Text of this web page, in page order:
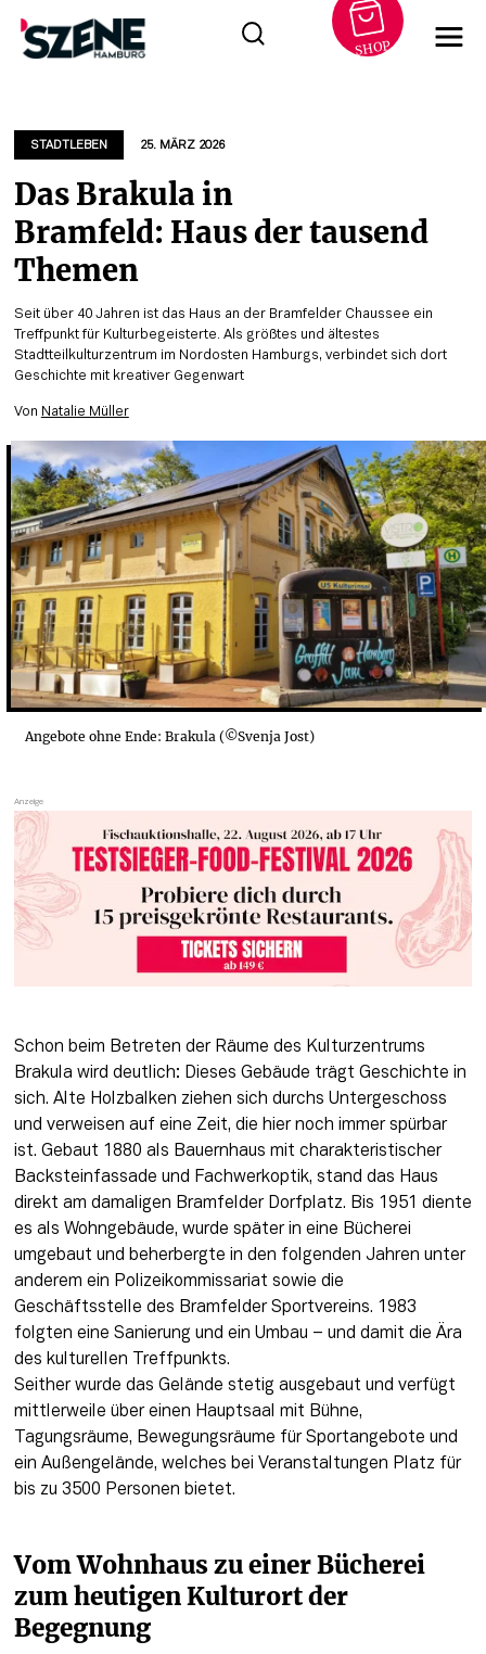
springen
SHOP
STADTLEBEN 25. MÄRZ 2026
Das Brakula in
Bramfeld: Haus der tausend
Themen
Seit über 40 Jahren ist das Haus an der Bramfelder Chaussee ein
Treffpunkt für Kulturbegeisterte. Als größtes und ältestes
Stadtteilkulturzentrum im Nordosten Hamburgs, verbindet sich dort
Geschichte mit kreativer Gegenwart
Von Natalie Müller
Angebote ohne Ende: Brakula (©Svenja Jost)
Schon beim Betreten der Räume des Kulturzentrums
Brakula wird deutlich: Dieses Gebäude trägt Geschichte in
sich. Alte Holzbalken ziehen sich durchs Untergeschoss
und verweisen auf eine Zeit, die hier noch immer spürbar
ist. Gebaut 1880 als Bauernhaus mit charakteristischer
Backsteinfassade und Fachwerkoptik, stand das Haus
direkt am damaligen Bramfelder Dorfplatz. Bis 1951 diente
es als Wohngebäude, wurde später in eine Bücherei
umgebaut und beherbergte in den folgenden Jahren unter
anderem ein Polizeikommissariat sowie die
Geschäftsstelle des Bramfelder Sportvereins. 1983
folgten eine Sanierung und ein Umbau – und damit die Ära
des kulturellen Treffpunkts.
Seither wurde das Gelände stetig ausgebaut und verfügt
mittlerweile über einen Hauptsaal mit Bühne,
Tagungsräume, Bewegungsräume für Sportangebote und
ein Außengelände, welches bei Veranstaltungen Platz für
bis zu 3500 Personen bietet.
Vom Wohnhaus zu einer Bücherei
zum heutigen Kulturort der
Begegnung